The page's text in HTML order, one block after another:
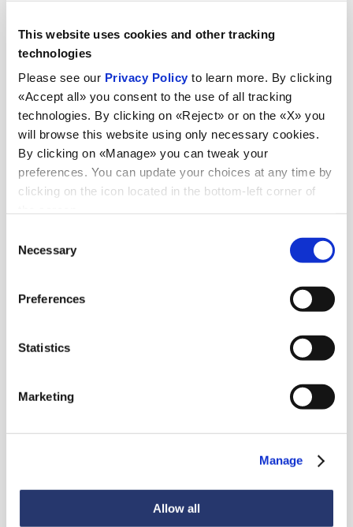
This website uses cookies and other tracking
technologies
Please see our Privacy Policy to learn more. By clicking
«Accept all» you consent to the use of all tracking
technologies. By clicking on «Reject» or on the «X» you
will browse this website using only necessary cookies.
By clicking on «Manage» you can tweak your
preferences. You can update your choices at any time by
clicking on the icon located in the bottom-left corner of
Selection
Necessary
Preferences
Statistics
Marketing
Manage
Allow all
Noticias
Noticias
98 toneladas de acero de Italia a la India